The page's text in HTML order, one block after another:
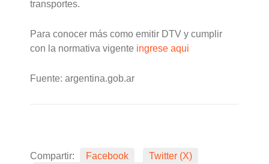
transportes.
Para conocer más como emitir DTV y cumplir
con la normativa vigente ingrese aqui
Fuente: argentina.gob.ar
Compartir: Facebook
Twitter (X)